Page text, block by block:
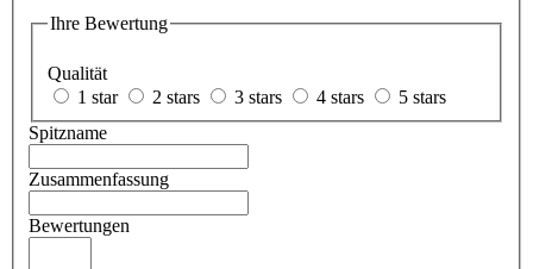
Ihre Bewertung
Qualität
1 star
2 stars 3 stars 4 stars
5 stars
Spitzname
Zusammenfassung
Bewertungen